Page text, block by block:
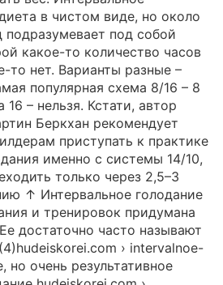
в чистом виде, но около
под собой
какое-то количество часов
то нет. Варианты разные –
популярная схема 8/16 – 8
– нельзя. Кстати, автор
Беркхан рекомендует
приступать к практике
именно с системы 14/10,
только через 2,5–3
↑ Интервальное голодание
и тренировок придумана
достаточно часто называют
› intervalnoe-
но очень результативное